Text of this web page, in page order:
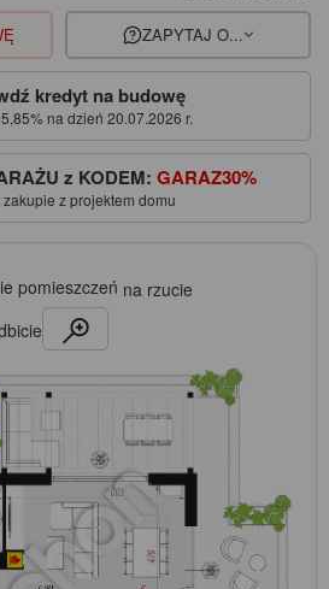
ZAPYTAJ O...
kredyt na budowę
na dzień 20.07.2026 r.
z KODEM: GARAZ30%
zakupie z projektem domu
pomieszczeń na rzucie